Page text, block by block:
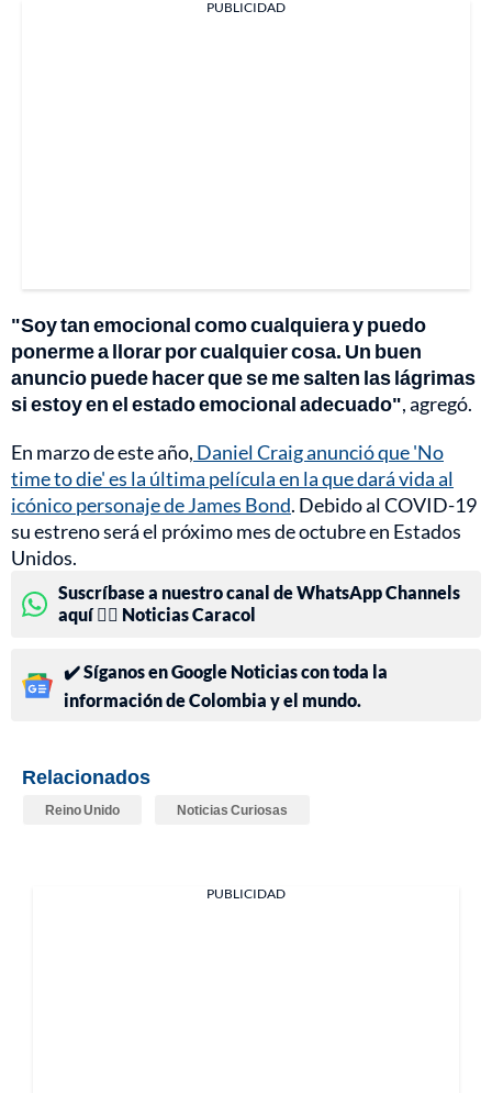
PUBLICIDAD
"Soy tan emocional como cualquiera y puedo
ponerme a llorar por cualquier cosa. Un buen
anuncio puede hacer que se me salten las lágrimas
si estoy en el estado emocional adecuado", agregó.
En marzo de este año, Daniel Craig anunció que 'No
time to die' es la última película en la que dará vida al
icónico personaje de James Bond. Debido al COVID-19
su estreno será el próximo mes de octubre en Estados
Unidos.
Suscríbase a nuestro canal de WhatsApp Channels
aquí 👉🏻 Noticias Caracol
✔️ Síganos en Google Noticias con toda la
información de Colombia y el mundo.
Relacionados
Reino Unido Noticias Curiosas
PUBLICIDAD